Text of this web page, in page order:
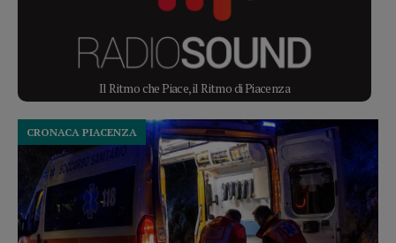
Il Ritmo che Piace, il Ritmo di Piacenza
CRONACA PIACENZA